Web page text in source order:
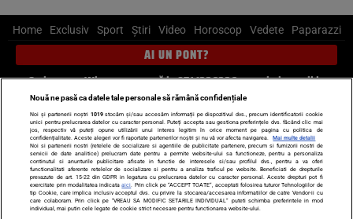
Home Exclusiv Sport Știri Video Horoscop Vedete Paparazzi
AI UN PONT?
Scrie-ne pe Whatsapp, sună la 0741226226 sau trimite mail la
pont@cancan.ro
Știri interne Știri externe
Politică
Ultimele stiri
Diete Insula Iubirii Dictionar de vise
LIFE STYLE
Horoscop
Echipa editorială
Termeni si condiții
Politica de confidențialitate
Nouă ne pasă ca datele tale personale să rămână confidențiale
Noi și partenerii noștri 1019stocăm și/sau accesăm informații pe dispozitivul dvs., precum identificatorii cookie
unici pentru prelucrarea datelor cu caracter personal. Puteți accepta sau gestiona preferințele dvs. făcând clic mai
jos, respectiv vă puteți opune utilizării unui interes legitim în orice moment pe pagina cu politica de
confidențialitate. Aceste alegeri vor fi raportate partenerilor noștri și nu vă vor afecta navigarea.
Mai multe detalii
Noi si partenerii nostri (retelele de socializare si agentiile de publicitate partenere, precum si furnizorii nostri de
servicii de date analitice) prelucram date pentru a permite website-ului sa functioneze, pentru a personaliza
continutul si anunturile publicitare afisate in functie de interesele si/sau profilul dvs., pentru a va oferi
functionalitati aferente retelelor de socializare si pentru a analiza traficul pe website. Beneficiati de drepturile
prevazute de art. 15-22 din GDPR in legatura cu prelucrarea datelor cu caracter personal. Aceste drepturi pot fi
exercitate prin modalitatea indicataaici . Prin click pe “ACCEPT TOATE”, acceptati folosirea tuturor Tehnologiilor de
tip Cookie, care implica inclusiv acceptul dvs. cu privire la stocarea/accesarea informatiilor de catre Vendor-ii cu
care colaboram. Prin click pe “VREAU SA MODIFIC SETARILE INDIVIDUAL” puteti schimba preferintele in mod
individual, mai putin cele legate de cookie strict necesare pentru functionarea website-ului.